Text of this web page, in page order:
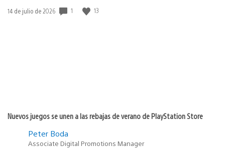
Fecha
14 de julio de 2026 1 13
Nuevos juegos se unen a las rebajas de verano de PlayStation Store
Peter Boda
Associate Digital Promotions Manager